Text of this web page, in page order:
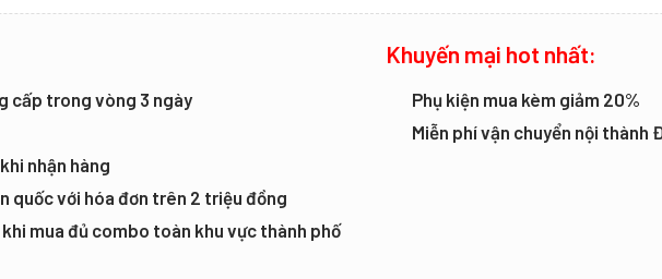
cấp trong vòng 3 ngày
nhận hàng
quốc với hóa đơn trên 2 triệu đồng
mua đủ combo toàn khu vực thành phố
Khuyến mại hot nhất:
Phụ kiện mua kèm giảm 20%
Miễn phí vận chuyển nội thành